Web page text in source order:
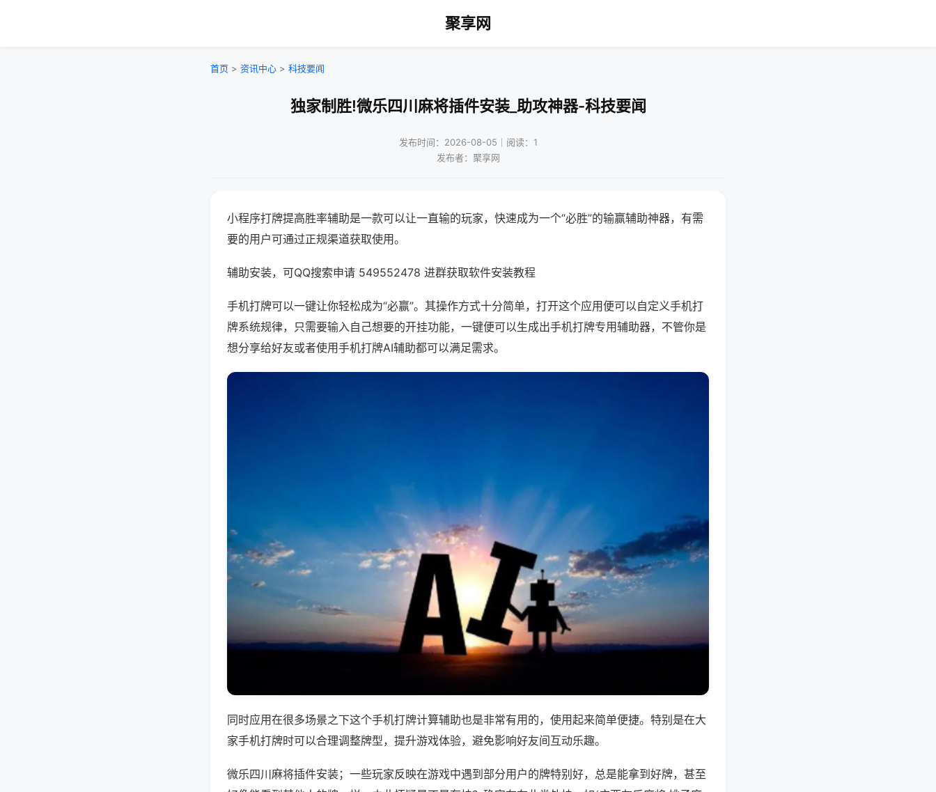
聚享网
首页 > 资讯中心 > 科技要闻
独家制胜!微乐四川麻将插件安装_助攻神器-科技要闻
发布时间：2026-08-05｜阅读：1
发布者：聚享网
小程序打牌提高胜率辅助是一款可以让一直输的玩家，快速成为一个“必胜”的输赢辅助神器，有需
要的用户可通过正规渠道获取使用。
辅助安装，可QQ搜索申请 549552478 进群获取软件安装教程
手机打牌可以一键让你轻松成为“必赢”。其操作方式十分简单，打开这个应用便可以自定义手机打
牌系统规律，只需要输入自己想要的开挂功能，一键便可以生成出手机打牌专用辅助器，不管你是
想分享给好友或者使用手机打牌AI辅助都可以满足需求。
同时应用在很多场景之下这个手机打牌计算辅助也是非常有用的，使用起来简单便捷。特别是在大
家手机打牌时可以合理调整牌型，提升游戏体验，避免影响好友间互动乐趣。
微乐四川麻将插件安装；一些玩家反映在游戏中遇到部分用户的牌特别好，总是能拿到好牌，甚至